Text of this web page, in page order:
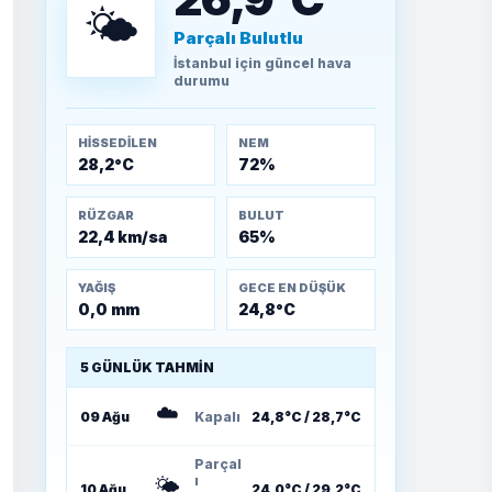
TEOMAN ALPASLAN
Kütahya-Eskişehir
🌤️ Parçalı Bulutlu
İstanbul için güncel hava
durumu
HISSEDILEN
28,2°C
NEM
72%
RÜZGAR
22,4 km/sa
BULUT
65%
YAĞIŞ
0,0 mm
GECE EN DÜŞÜK
24,8°C
5 GÜNLÜK TAHMIN
09 Ağu ☁️ Kapalı 24,8°C / 28,7°C
10 Ağu 🌤️
Parçal
ı
24,0°C / 29,2°C